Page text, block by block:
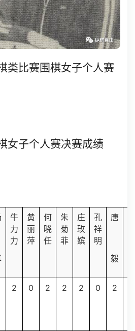
类比赛围棋女子个人赛
女子个人赛决赛成绩
牛
力
力
黄
丽
萍
何
晓
任
朱
菊
菲
庄
玫
嫔
孔
祥
明
唐
毅
2 0 2 2 2 0 2